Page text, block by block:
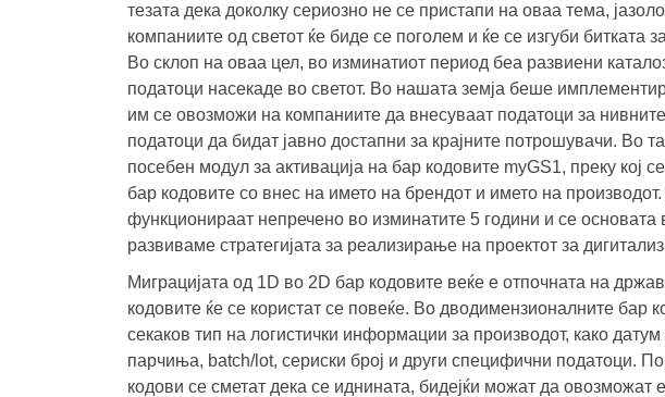
тезата дека доколку сериозно не се пристапи на оваа тема,
компаниите од светот ќе биде се поголем и ќе се изгуби битката
Во склоп на оваа цел, во изминатиот период беа развиени
податоци насекаде во светот. Во нашата земја беше
им се овозможи на компаниите да внесуваат податоци за
податоци да бидат јавно достапни за крајните потрошувачи. Во
посебен модул за активација на бар кодовите myGS1, преку кој
бар кодовите со внес на името на брендот и името на
функционираат непречено во изминатите 5 години и се основата
развиваме стратегијата за реализирање на проектот за
Миграцијата од 1D во 2D бар кодовите веќе е отпочната на
кодовите ќе се користат се повеќе. Во дводимензионалните бар
секаков тип на логистички информации за производот, како
парчиња, batch/lot, сериски број и други специфични податоци.
кодови се сметат дека се иднината, бидејќи можат да овозможат